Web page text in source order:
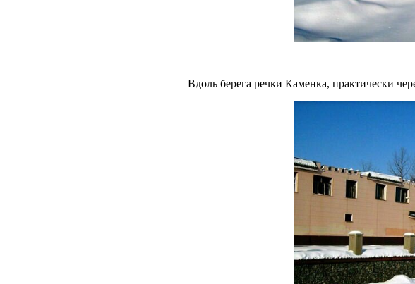
Вдоль берега речки Каменка, практически